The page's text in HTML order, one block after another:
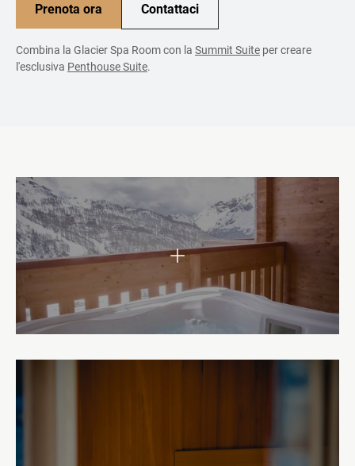
Prenota ora Contattaci
Combina la Glacier Spa Room con la Summit Suite per creare
l'esclusiva Penthouse Suite.